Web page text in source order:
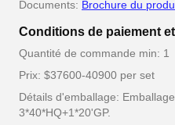
Documents: Brochure du
Conditions de paiement
Quantité de commande min: 1
Prix: $37600-40900 per set
Détails d'emballage:
3*40*HQ+1*20'GP.